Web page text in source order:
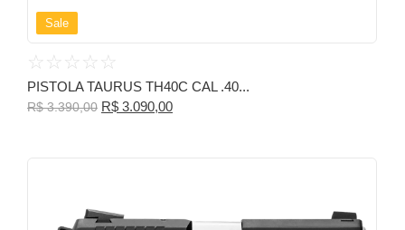
Sale
☆ ☆ ☆ ☆ ☆
PISTOLA TAURUS TH40C CAL .40...
R$3.390,00 R$ 3.090,00